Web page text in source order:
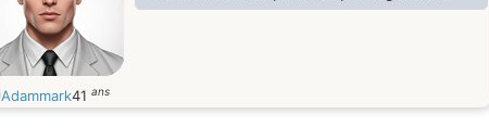
Adammark41 ans